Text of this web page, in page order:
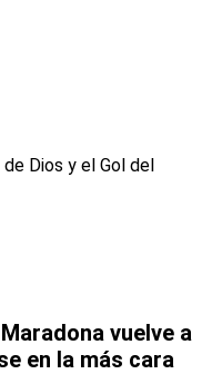
vuelve a
en la más cara